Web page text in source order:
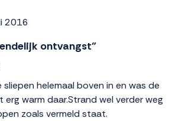
2016
ontvangst”
sliepen helemaal boven in en was de
warm daar.Strand wel verder weg
zoals vermeld staat.